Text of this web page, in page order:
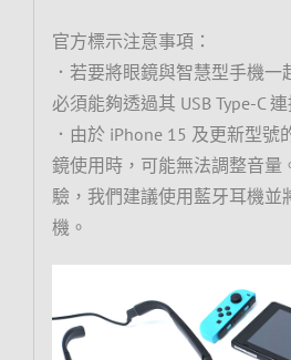
官方標示注意事項：
．若要將眼鏡與智慧型手機
必須能夠透過其 USB Type-C
．由於 iPhone 15 及更新型號
鏡使用時，可能無法調整音量
驗，我們建議使用藍牙耳機並
機。